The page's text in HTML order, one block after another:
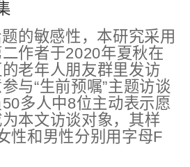
的敏感性，本研究采用
作者于2020年夏秋在
老年人朋友群里发访
与“生前预嘱”主题访谈
多人中8位主动表示愿
本文访谈对象，其样
性和男性分别用字母F